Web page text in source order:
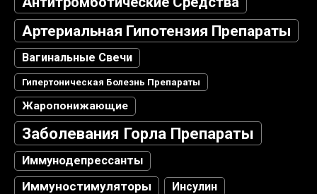
Артериальная Гипотензия Препараты
Вагинальные Свечи
Гипертоническая Болезнь Препараты
Жаропонижающие
Заболевания Горла Препараты
Иммунодепрессанты
Иммуностимуляторы Инсулин